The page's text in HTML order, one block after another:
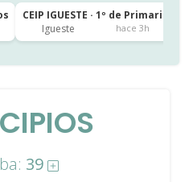
CEIP IGUESTE · 1º de Primaria
Igueste
hace 3h
39